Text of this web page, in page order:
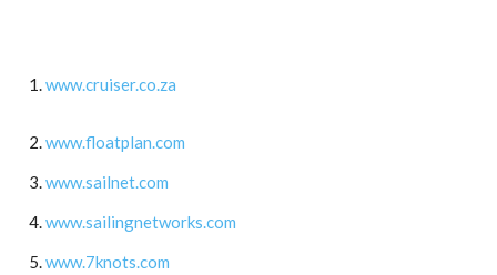
www.cruiser.co.za
www.floatplan.com
www.sailnet.com
www.sailingnetworks.com
www.7knots.com